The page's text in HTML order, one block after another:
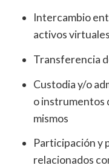
Intercambio
activos virtuales
Transferencia
Custodia y/o
o instrumentos
mismos
Participación y
relacionados